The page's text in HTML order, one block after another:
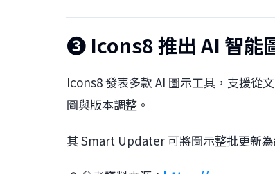
❸ Icons8 推出 AI 智能
Icons8 發表多款 AI 圖示工具，支援從
圖與版本調整。
其 Smart Updater 可將圖示整批更新